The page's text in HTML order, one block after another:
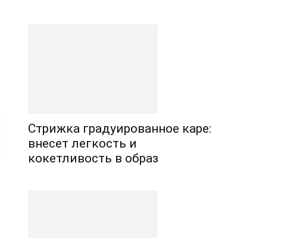
Стрижка градуированное каре:
внесет легкость и
кокетливость в образ